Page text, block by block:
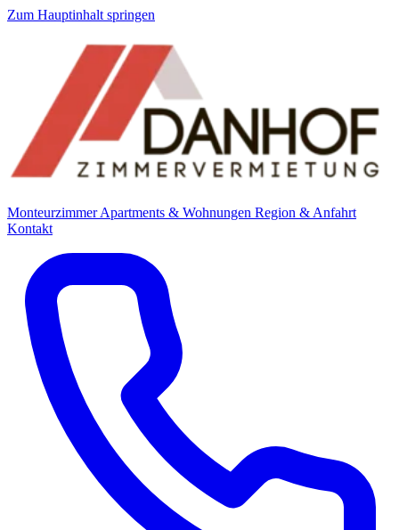
Zum Hauptinhalt springen
MonteurzimmerApartments & Wohnungen Region & Anfahrt
Kontakt